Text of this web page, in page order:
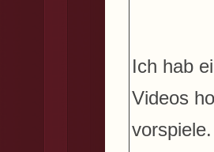
Ich hab
Videos